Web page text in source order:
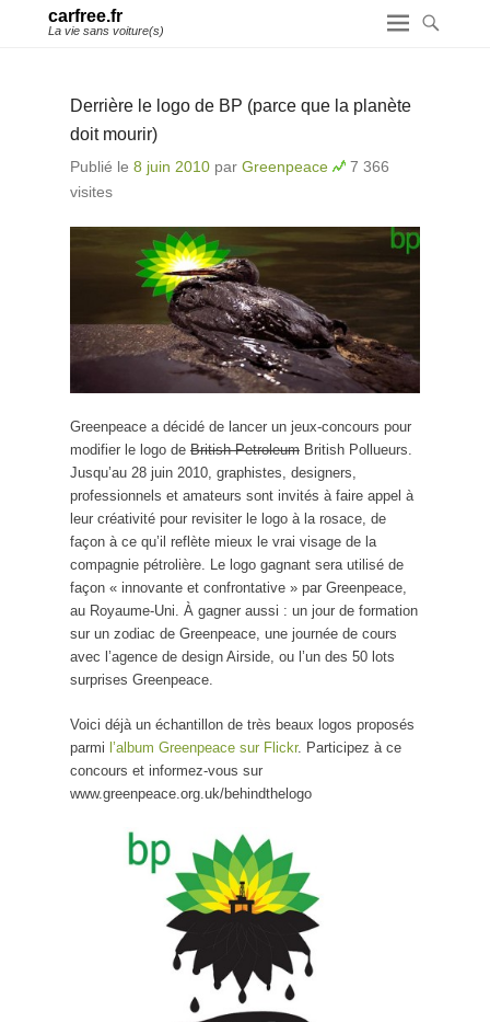
carfree.fr
La vie sans voiture(s)
Derrière le logo de BP (parce que la planète
doit mourir)
Publié le 8 juin 2010 par Greenpeace
7 366
visites
Greenpeace a décidé de lancer un jeux-concours pour
modifier le logo de British Petroleum British Pollueurs.
Jusqu’au 28 juin 2010, graphistes, designers,
professionnels et amateurs sont invités à faire appel à
leur créativité pour revisiter le logo à la rosace, de
façon à ce qu’il reflète mieux le vrai visage de la
compagnie pétrolière. Le logo gagnant sera utilisé de
façon « innovante et confrontative » par Greenpeace,
au Royaume-Uni. À gagner aussi : un jour de formation
sur un zodiac de Greenpeace, une journée de cours
avec l’agence de design Airside, ou l’un des 50 lots
surprises Greenpeace.
Voici déjà un échantillon de très beaux logos proposés
parmi l’album Greenpeace sur Flickr. Participez à ce
concours et informez-vous sur
www.greenpeace.org.uk/behindthelogo